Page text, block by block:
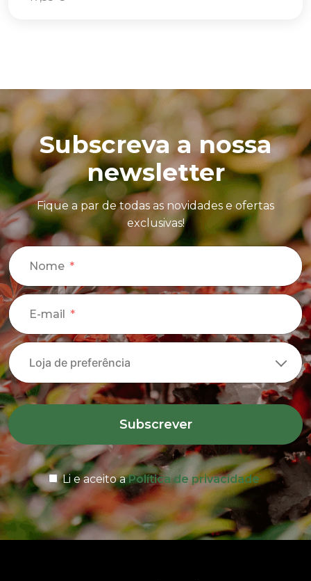
Subscreva a nossa
newsletter
Fique a par de todas as novidades e ofertas
exclusivas!
Nome
E-mail
Subscrever
Li e aceito aPolítica de privacidade